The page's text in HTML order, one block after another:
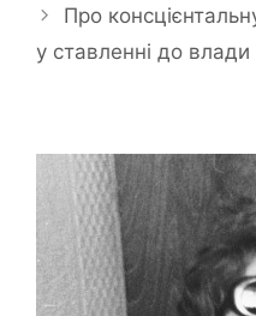
Про
у ставленні до влади